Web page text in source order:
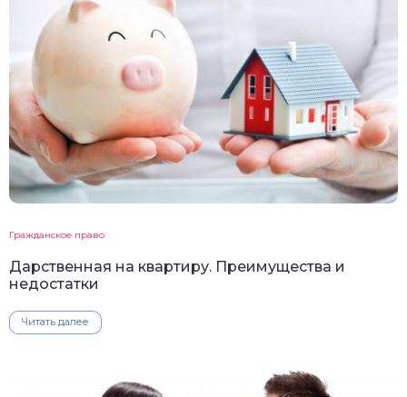
Гражданское право
Дарственная на квартиру. Преимущества и
недостатки
Читать далее